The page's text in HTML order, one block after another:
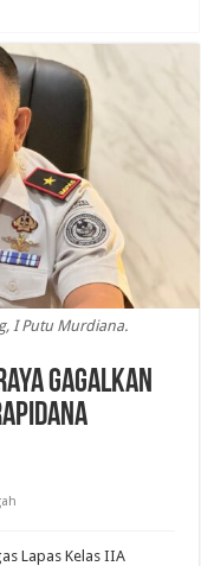
Pemdes dan BPD di
I Putu Murdiana.
Gagalkan
Lapas Kelas IIA